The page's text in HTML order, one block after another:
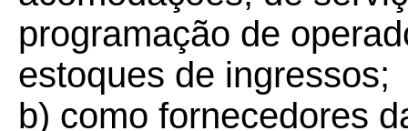
programação de
estoques de ingressos;
b) como fornecedores